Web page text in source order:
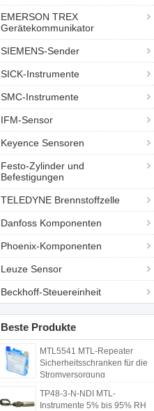
EMERSON TREX
Gerätekommunikator
SIEMENS-Sender
SICK-Instrumente
SMC-Instrumente
IFM-Sensor
Keyence Sensoren
Festo-Zylinder und
Befestigungen
TELEDYNE Brennstoffzelle
Danfoss Komponenten
Phoenix-Komponenten
Leuze Sensor
Beckhoff-Steuereinheit
Beste Produkte
MTL5541 MTL-Repeater
Sicherheitsschranken für die
Stromversorgung
TP48-3-N-NDI MTL-
Instrumente 5% bis 95% RH